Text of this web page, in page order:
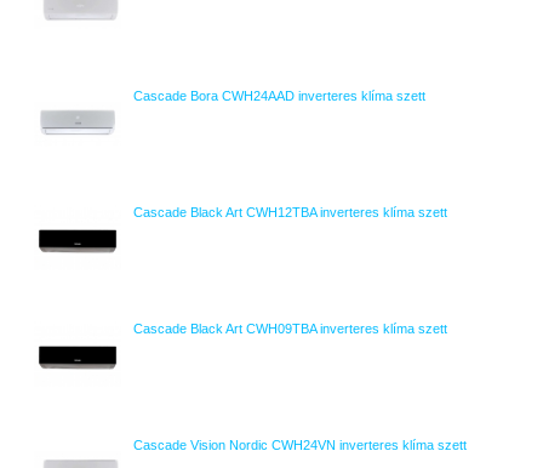
Cascade Bora CWH24AAD inverteres klíma szett
Cascade Black Art CWH12TBA inverteres klíma szett
Cascade Black Art CWH09TBA inverteres klíma szett
Cascade Vision Nordic CWH24VN inverteres klíma szett